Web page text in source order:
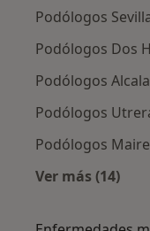
Podólogos
Podólogos Dos
Podólogos
Podólogos
Podólogos
Ver más (14)